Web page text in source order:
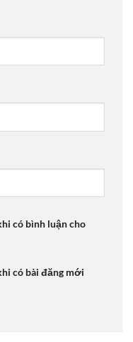
có bình luận cho
có bài đăng mới